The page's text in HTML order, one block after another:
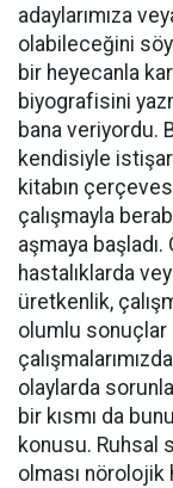
adaylarımıza
olabileceğini
bir heyecanla
biyografisini
bana veriyordu.
kendisiyle
kitabın
çalışmayla
aşmaya
hastalıklarda
üretkenlik,
olumlu sonuçlar
olaylarda
bir kısmı da
konusu. Ruhsal
olması nörolojik